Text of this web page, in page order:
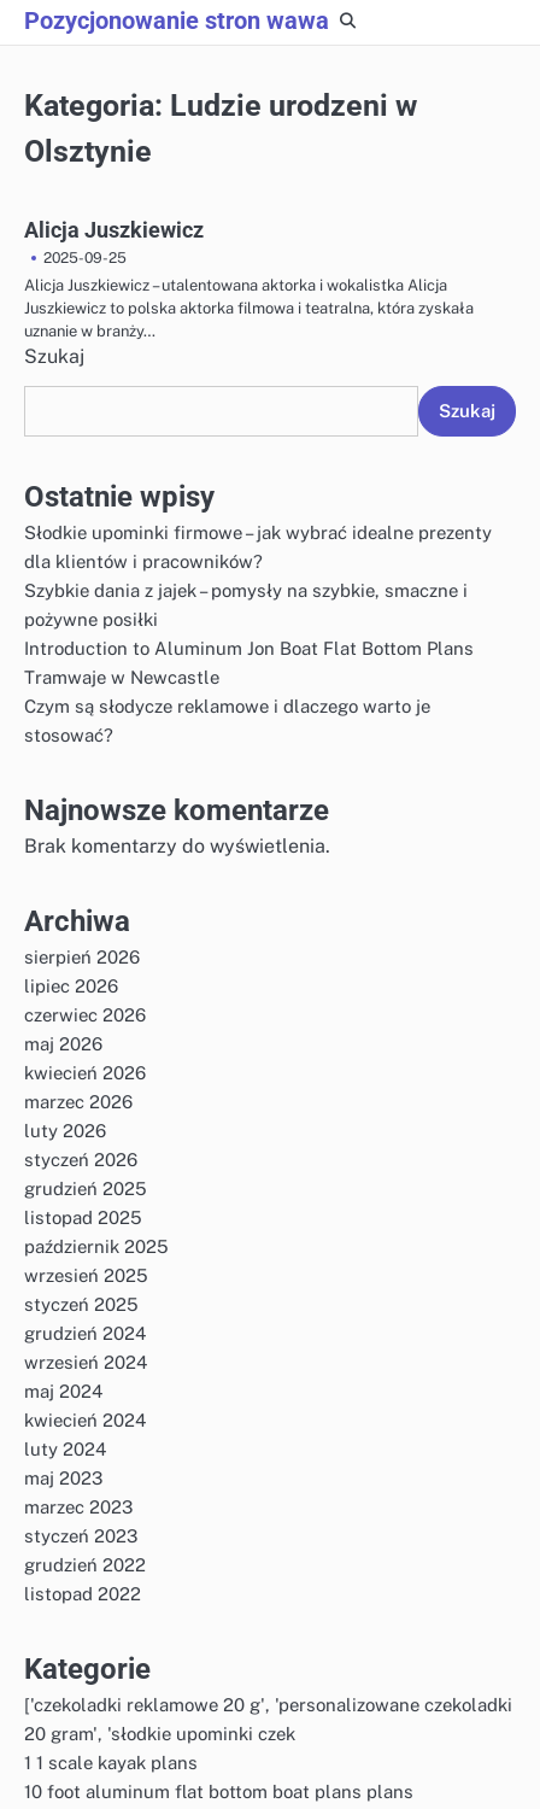
Skip
to
Pozycjonowanie stron wawa
Kategoria: Ludzie urodzeni w
Olsztynie
Alicja Juszkiewicz
2025-09-25
Alicja Juszkiewicz – utalentowana aktorka i wokalistka Alicja
Juszkiewicz to polska aktorka filmowa i teatralna, która zyskała
uznanie w branży…
Szukaj
Szukaj
Ostatnie wpisy
Słodkie upominki firmowe – jak wybrać idealne prezenty
dla klientów i pracowników?
Szybkie dania z jajek – pomysły na szybkie, smaczne i
pożywne posiłki
Introduction to Aluminum Jon Boat Flat Bottom Plans
Tramwaje w Newcastle
Czym są słodycze reklamowe i dlaczego warto je
stosować?
Najnowsze komentarze
Brak komentarzy do wyświetlenia.
Archiwa
sierpień 2026
lipiec 2026
czerwiec 2026
maj 2026
kwiecień 2026
marzec 2026
luty 2026
styczeń 2026
grudzień 2025
listopad 2025
październik 2025
wrzesień 2025
styczeń 2025
grudzień 2024
wrzesień 2024
maj 2024
kwiecień 2024
luty 2024
maj 2023
marzec 2023
styczeń 2023
grudzień 2022
listopad 2022
Kategorie
['czekoladki reklamowe 20 g', 'personalizowane czekoladki
20 gram', 'słodkie upominki czek
1 1 scale kayak plans
10 foot aluminum flat bottom boat plans plans